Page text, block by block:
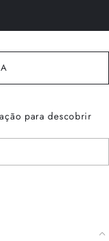
para descobrir